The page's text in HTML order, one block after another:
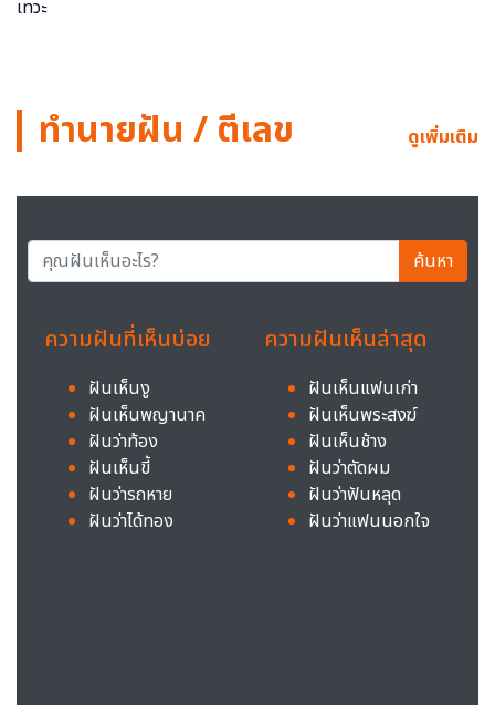
ทำนายฝัน / ตีเลข ดูเพิ่มเติม
ค้นหา
ความฝันที่เห็นบ่อย
ฝันเห็นงู
ฝันเห็นพญานาค
ฝันว่าท้อง
ฝันเห็นขี้
ฝันว่ารถหาย
ฝันว่าได้ทอง
ความฝันเห็นล่าสุด
ฝันเห็นแฟนเก่า
ฝันเห็นพระสงฆ์
ฝันเห็นช้าง
ฝันว่าตัดผม
ฝันว่าฟันหลุด
ฝันว่าแฟนนอกใจ